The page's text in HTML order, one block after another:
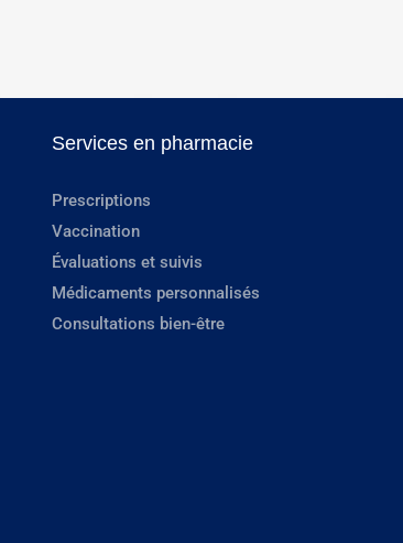
Services en pharmacie
Prescriptions
Vaccination
Évaluations et suivis
Médicaments personnalisés
Consultations bien-être